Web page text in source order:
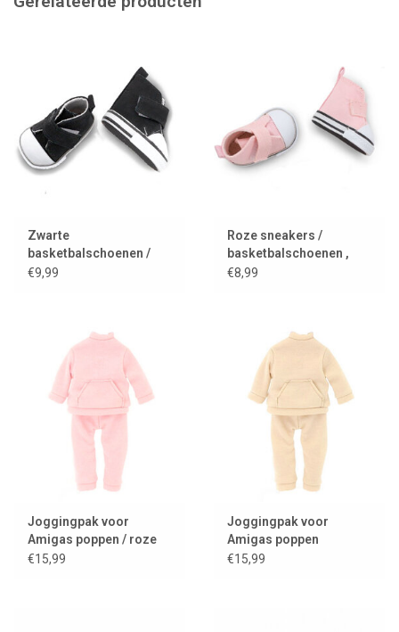
Zwarte
basketbalschoenen /
sneakers voor (AMIGAS)
€9,99
Roze sneakers /
basketbalschoenen ,
passend voor AMIGAS
€8,99
Joggingpak voor
Amigas poppen / roze
€15,99
Joggingpak voor
Amigas poppen
€15,99